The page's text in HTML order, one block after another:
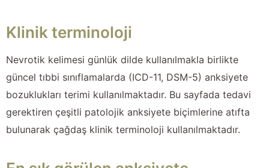
Klinik terminoloji
Nevrotik kelimesi günlük dilde kullanılmakla birlikte
güncel tıbbi sınıflamalarda (ICD-11, DSM-5) anksiyete
bozuklukları terimi kullanılmaktadır. Bu sayfada tedavi
gerektiren çeşitli patolojik anksiyete biçimlerine atıfta
bulunarak çağdaş klinik terminoloji kullanılmaktadır.